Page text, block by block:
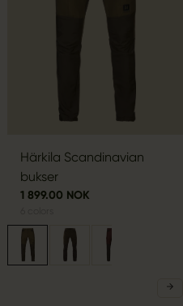
Härkila Scandinavian
bukser
1 899.00 NOK